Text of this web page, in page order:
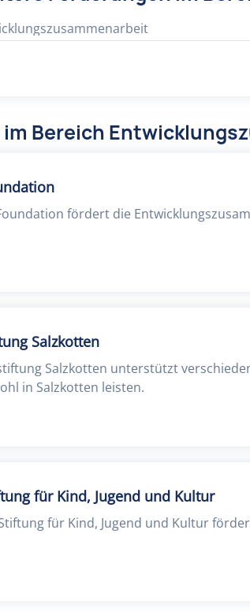
Bereich
fördert die
Salzkotten
Salzkotten unterstützt
in Salzkotten leisten.
für Kind, Jugend und Kultur
für Kind, Jugend und Kultur